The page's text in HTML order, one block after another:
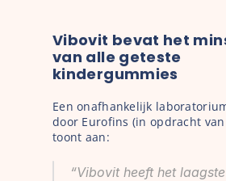
Vibovit bevat het
van alle geteste
kindergummies
Een onafhankelijk
door Eurofins (in opdracht van
toont aan:
“Vibovit heeft het laagste